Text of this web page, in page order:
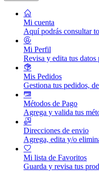
Mi cuenta
Aquí podrás consultar
Mi Perfil
Revisa y edita tus datos
Mis Pedidos
Gestiona tus pedidos,
Métodos de Pago
Agrega y valida tus
Direcciones de envio
Agrega, edita y/o
Mi lista de Favoritos
Guarda y revisa tus